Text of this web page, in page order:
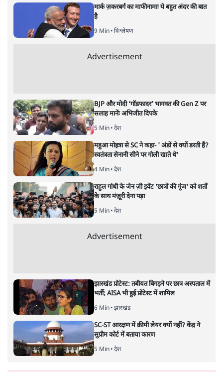
मार्क ज़करबर्ग का माफीनामाः ये बहुत अंदर की बात
है
9 Min• विश्लेषण
Advertisement
BJP और मोदी ‘गॉडफादर’ भागवत की Gen Z पर
सलाह मानेंः अभिजीत दिपके
5 Min• देश
महुआ मोइत्रा से SC ने कहा- ' अंडों से क्यों डरती हैं?
स्वतंत्रता सेनानी सीने पर गोली खाते थे'
4 Min• देश
राहुल गांधी के जेन ज़ी इवेंट 'छात्रों की गूंज' को शर्तों
के साथ मंज़ूरी देना पड़ा
5 Min• देश
Advertisement
झारखंड प्रोटेस्ट: तबीयत बिगड़ने पर छात्र अस्पताल में
भर्ती; AISA भी हुई प्रोटेस्ट में शामिल
6 Min• झारखंड
SC-ST आरक्षण में क्रीमी लेयर क्यों नहीं? केंद्र ने
सुप्रीम कोर्ट में बताया कारण
5 Min• देश